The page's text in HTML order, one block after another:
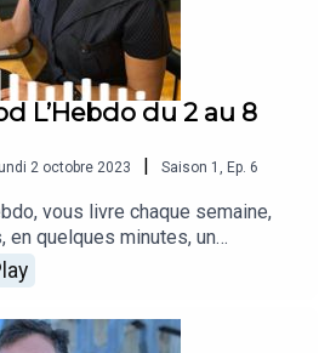
L’Hebdo du 2 au 8
2 octobre 2023 | Saison 1 Ep. 6
vous livre chaque semaine,
en quelques minutes, un
des transports en France
Au sommaire de la semaine du 2
réfugiés au volant !· +13% pour